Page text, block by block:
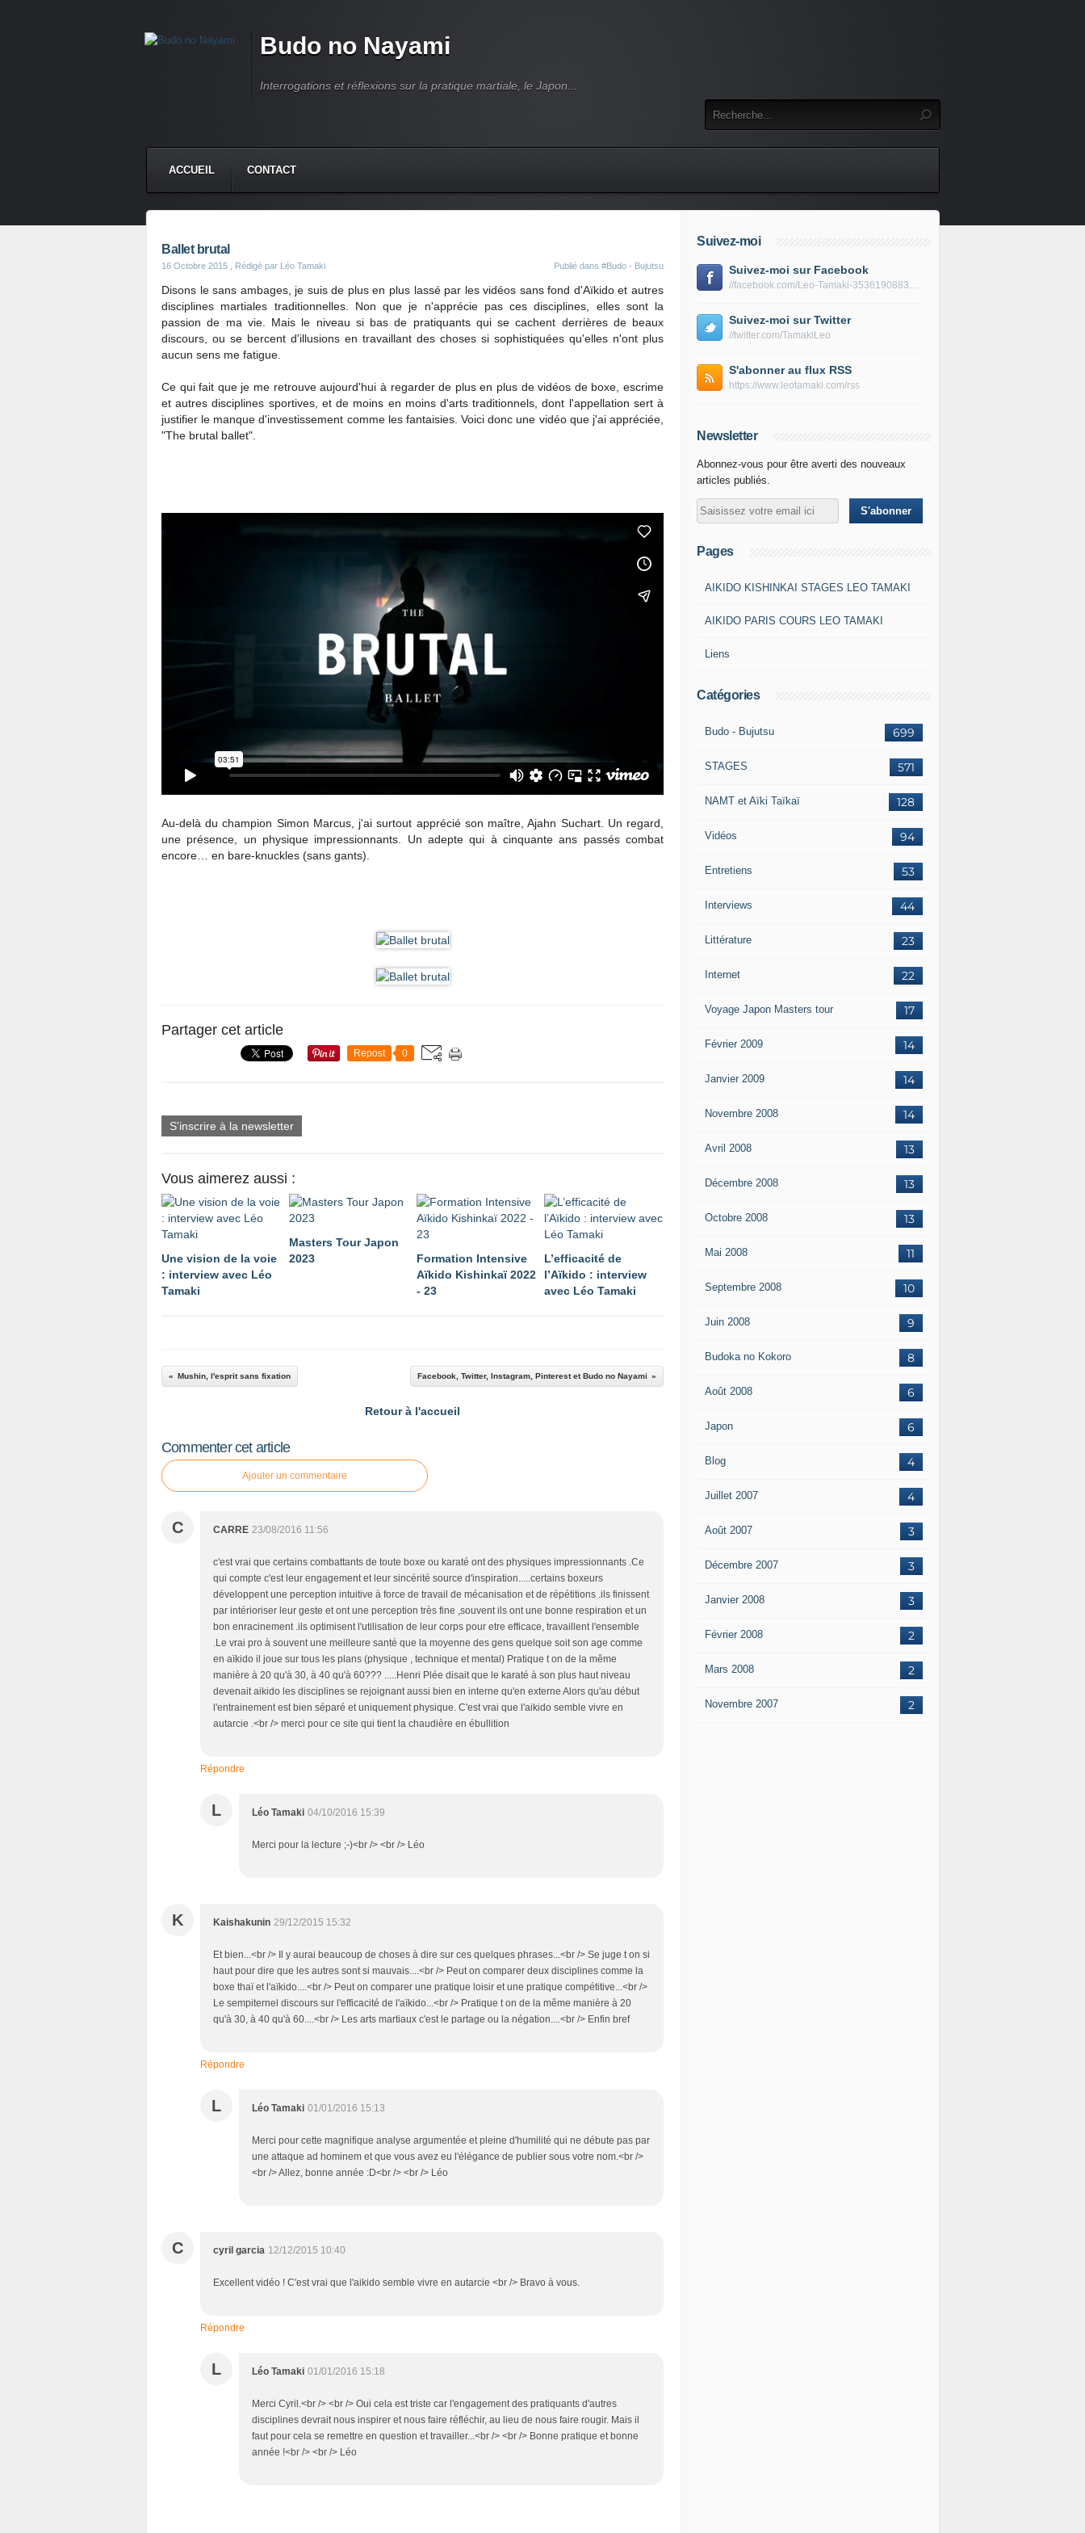
Budo no Nayami
Interrogations et réflexions sur la pratique martiale, le Japon...
ACCUEIL CONTACT
Ballet brutal
16 Octobre 2015 , Rédigé par Léo Tamaki Publié dans #Budo - Bujutsu
Disons le sans ambages, je suis de plus en plus lassé par les vidéos sans fond d'Aïkido et autres
disciplines martiales traditionnelles. Non que je n'apprécie pas ces disciplines, elles sont la
passion de ma vie. Mais le niveau si bas de pratiquants qui se cachent derrières de beaux
discours, ou se bercent d'illusions en travaillant des choses si sophistiquées qu'elles n'ont plus
aucun sens me fatigue.
Ce qui fait que je me retrouve aujourd'hui à regarder de plus en plus de vidéos de boxe, escrime
et autres disciplines sportives, et de moins en moins d'arts traditionnels, dont l'appellation sert à
justifier le manque d'investissement comme les fantaisies. Voici donc une vidéo que j'ai appréciée,
"The brutal ballet".
Au-delà du champion Simon Marcus, j'ai surtout apprécié son maître, Ajahn Suchart. Un regard,
une présence, un physique impressionnants. Un adepte qui à cinquante ans passés combat
encore… en bare-knuckles (sans gants).
Partager cet article
Repost 0
S'inscrire à la newsletter
Vous aimerez aussi :
Une vision de la voie
: interview avec Léo
Tamaki
Masters Tour Japon
2023
Formation Intensive
Aïkido Kishinkaï 2022
- 23
L’efficacité de
l’Aïkido : interview
avec Léo Tamaki
Mushin, l'esprit sans fixation Facebook, Twitter, Instagram, Pinterest et Budo no Nayami
Retour à l'accueil
Commenter cet article
Ajouter un commentaire
C CARRE 23/08/2016 11:56
c'est vrai que certains combattants de toute boxe ou karaté ont des physiques impressionnants .Ce
qui compte c'est leur engagement et leur sincérité source d'inspiration.....certains boxeurs
développent une perception intuitive à force de travail de mécanisation et de répétitions .ils finissent
par intérioriser leur geste et ont une perception très fine ,souvent ils ont une bonne respiration et un
bon enracinement .ils optimisent l'utilisation de leur corps pour etre efficace, travaillent l'ensemble
.Le vrai pro à souvent une meilleure santé que la moyenne des gens quelque soit son age comme
en aïkido il joue sur tous les plans (physique , technique et mental) Pratique t on de la même
manière à 20 qu'à 30, à 40 qu'à 60??? .....Henri Plée disait que le karaté à son plus haut niveau
devenait aikido les disciplines se rejoignant aussi bien en interne qu'en externe Alors qu'au début
l'entrainement est bien séparé et uniquement physique. C'est vrai que l'aikido semble vivre en
autarcie .<br /> merci pour ce site qui tient la chaudière en ébullition
Répondre
L Léo Tamaki 04/10/2016 15:39
Merci pour la lecture ;-)<br /> <br /> Léo
K Kaishakunin 29/12/2015 15:32
Et bien...<br /> Il y aurai beaucoup de choses à dire sur ces quelques phrases...<br /> Se juge t on si
haut pour dire que les autres sont si mauvais....<br /> Peut on comparer deux disciplines comme la
boxe thaï et l'aïkido....<br /> Peut on comparer une pratique loisir et une pratique compétitive...<br />
Le sempiternel discours sur l'efficacité de l'aïkido...<br /> Pratique t on de la même manière à 20
qu'à 30, à 40 qu'à 60....<br /> Les arts martiaux c'est le partage ou la négation....<br /> Enfin bref
Répondre
L Léo Tamaki 01/01/2016 15:13
Merci pour cette magnifique analyse argumentée et pleine d'humilité qui ne débute pas par
une attaque ad hominem et que vous avez eu l'élégance de publier sous votre nom.<br />
<br /> Allez, bonne année :D<br /> <br /> Léo
C cyril garcia 12/12/2015 10:40
Excellent vidéo ! C'est vrai que l'aikido semble vivre en autarcie <br /> Bravo à vous.
Répondre
L Léo Tamaki 01/01/2016 15:18
Merci Cyril.<br /> <br /> Oui cela est triste car l'engagement des pratiquants d'autres
disciplines devrait nous inspirer et nous faire réfléchir, au lieu de nous faire rougir. Mais il
faut pour cela se remettre en question et travailler...<br /> <br /> Bonne pratique et bonne
année !<br /> <br /> Léo
Suivez-moi
Suivez-moi sur Facebook
//facebook.com/Leo-Tamaki-353619088319688/
Suivez-moi sur Twitter
//twitter.com/TamakiLeo
S'abonner au flux RSS
https://www.leotamaki.com/rss
Newsletter
Abonnez-vous pour être averti des nouveaux
articles publiés.
Pages
AIKIDO KISHINKAI STAGES LEO TAMAKI
AIKIDO PARIS COURS LEO TAMAKI
Liens
Catégories
699
Budo - Bujutsu
571
STAGES
128
NAMT et Aïki Taïkaï
94
Vidéos
53
Entretiens
44
Interviews
23
Littérature
22
Internet
17
Voyage Japon Masters tour
14
Février 2009
14
Janvier 2009
14
Novembre 2008
13
Avril 2008
13
Décembre 2008
13
Octobre 2008
11
Mai 2008
10
Septembre 2008
9
Juin 2008
8
Budoka no Kokoro
6
Août 2008
6
Japon
4
Blog
4
Juillet 2007
3
Août 2007
3
Décembre 2007
3
Janvier 2008
2
Février 2008
2
Mars 2008
2
Novembre 2007